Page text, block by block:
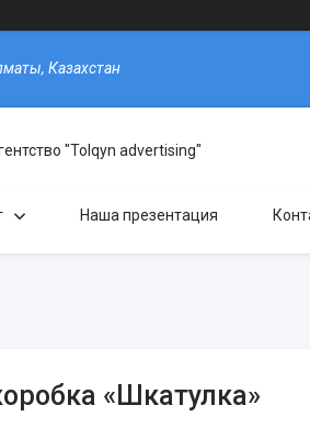
Казахстан
"Tolqyn advertising"
Наша презентация
«Шкатулка»